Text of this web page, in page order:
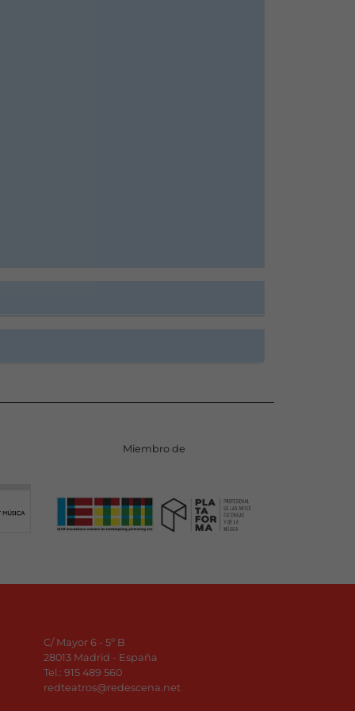
Miembro de
C/ Mayor 6 - 5º B
28013 Madrid - España
Tel.: 915 489 560
redteatros@redescena.net